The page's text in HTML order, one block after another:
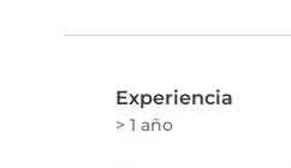
Experiencia
> 1 año